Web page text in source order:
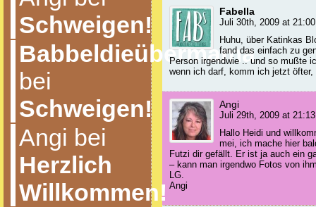
Schweigen!
Babbeldieübermama
bei
Schweigen!
Angi bei
Herzlich
Willkommen!
Fabella
Juli 30th, 2009 at 21:00
Huhu, über Katinkas
fand das einfach zu
Person irgendwie .. und so mußte
wenn ich darf, komm ich jetzt
Angi
Juli 29th, 2009 at 21:13
Hallo Heidi und
mei, ich mache hier
Futzi dir gefällt. Er ist ja auch ein
– kann man irgendwo Fotos von
LG.
Angi